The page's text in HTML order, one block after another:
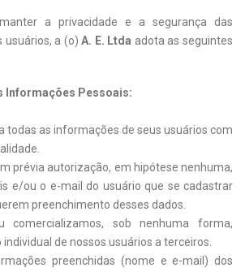
a privacidade e a segurança das
usuários, a (o)A. E. Ltda adota as seguintes
Informações Pessoais:
todas as informações de seus usuários com
prévia autorização, em hipótese nenhuma,
e/ou o e-mail do usuário que se cadastrar
preenchimento desses dados.
comercializamos, sob nenhuma forma,
de nossos usuários a terceiros.
preenchidas (nome e e-mail) dos